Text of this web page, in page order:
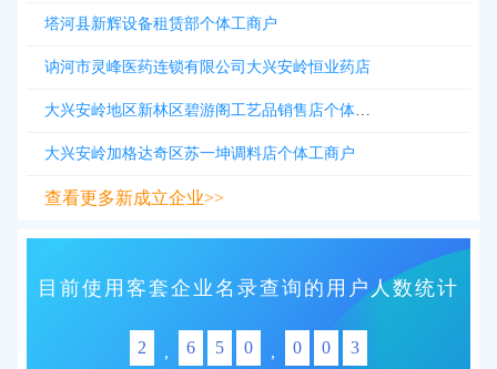
塔河县新辉设备租赁部个体工商户
讷河市灵峰医药连锁有限公司大兴安岭恒业药店
大兴安岭地区新林区碧游阁工艺品销售店个体工商户
大兴安岭加格达奇区苏一坤调料店个体工商户
查看更多新成立企业>>
目前使用客套企业名录查询的用户人数统计
2 , 6 5 0 , 0 0 3